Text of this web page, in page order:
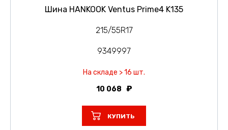
Шина HANKOOK Ventus Prime4 K135
215/55R17
9349997
На складе > 16 шт.
10 068
КУПИТЬ